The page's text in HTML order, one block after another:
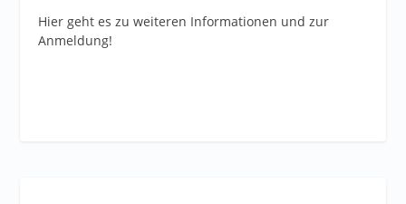
Hier geht es zu weiteren Informationen und zur
Anmeldung!